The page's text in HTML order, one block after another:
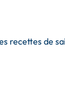
recettes de